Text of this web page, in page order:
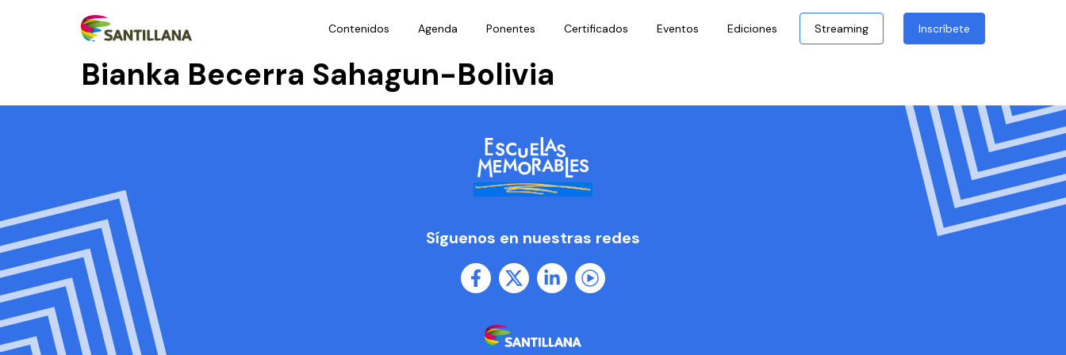
Contenidos Agenda Ponentes Certificados Eventos Ediciones Streaming Inscríbete
Bianka Becerra Sahagun-Bolivia
Síguenos en nuestras redes